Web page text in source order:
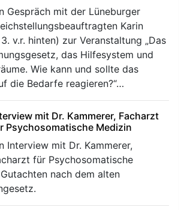
Gespräch mit der Lüneburger
Karin
v.r. hinten) zur Veranstaltung „Das
das Hilfesystem und
Wie kann und sollte das
die Bedarfe reagieren?“…
mit Dr. Kammerer, Facharzt
Psychosomatische Medizin
Interview mit Dr. Kammerer,
für Psychosomatische
nach dem alten